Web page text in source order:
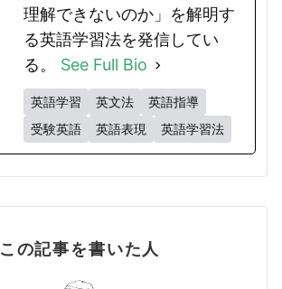
理解できないのか」を解明す
る英語学習法を発信してい
る。 See Full Bio
英語学習 英文法
英語指導
受験英語
英語表現 英語学習法
この記事を書いた人